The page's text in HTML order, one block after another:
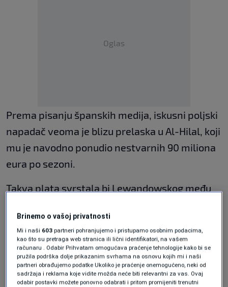
Oglas
Prema pisanju španskih medija, iskusni poljski
napadač veoma je blizu prelaska u Al-Hilal, koji
mu je navodno ponudio nestvarnih 90 miliona
eura po sezoni.
Takva plata svrstala bi Lewandowskog među
zvijezda poput Cristiana Ronalda, Lionela
Messija i Karima Benzeme.
Lewandowskom na kraju sezone ističe ugovor
s Barcelonom, a sve više se govori da
Brinemo o vašoj privatnosti
Mi i naši 603 partneri pohranjujemo i pristupamo osobnim podacima,
kao što su pretraga web stranica ili lični identifikatori, na vašem
računaru . Odabir Prihvatam omogućava praćenje tehnologije kako bi se
pružila podrška dolje prikazanim svrhama na osnovu kojih mi i naši
partneri obrađujemo podatke Ukoliko je praćenje onemogućeno, neki od
sadržaja i reklama koje vidite možda neće biti relevantni za vas. Ovaj
odabir postavki možete ponovno odabrati i pritom promijeniti trenutni